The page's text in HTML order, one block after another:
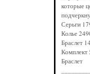
которые
Серьги
Колье
Браслет
Комплект
Браслет